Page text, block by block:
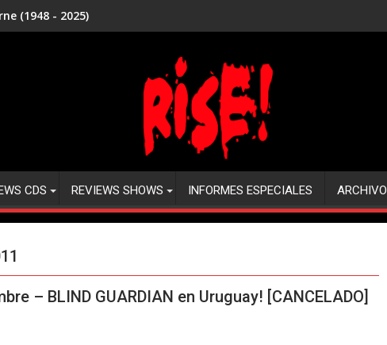
(1948 - 2025)
CDS REVIEWS SHOWS INFORMES ESPECIALES ARCHIVO
– BLIND GUARDIAN en Uruguay! [CANCELADO]